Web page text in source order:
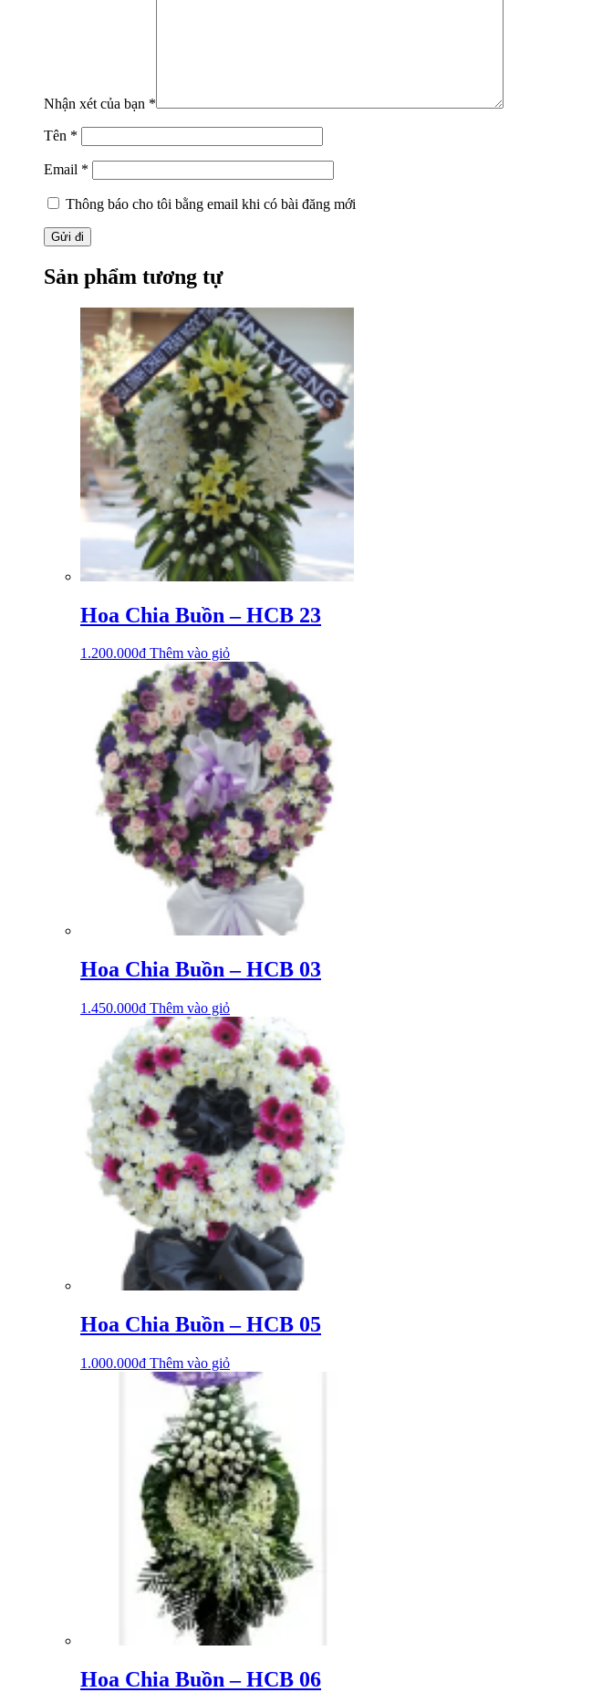
Nhận xét của bạn *
Tên *
Email *
Thông báo cho tôi bằng email khi có bài đăng mới
Sản phẩm tương tự
Hoa Chia Buồn – HCB 23
1.200.000₫ Thêm vào giỏ
Hoa Chia Buồn – HCB 03
1.450.000₫ Thêm vào giỏ
Hoa Chia Buồn – HCB 05
1.000.000₫ Thêm vào giỏ
Hoa Chia Buồn – HCB 06